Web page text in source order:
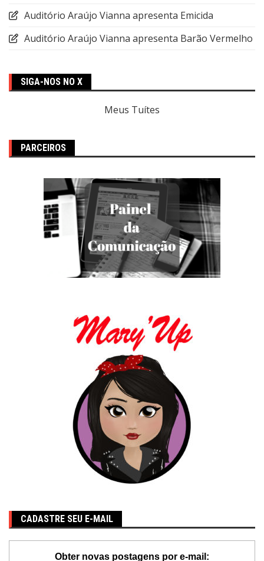
Auditório Araújo Vianna apresenta Emicida
Auditório Araújo Vianna apresenta Barão Vermelho
SIGA-NOS NO X
Meus Tuítes
PARCEIROS
CADASTRE SEU E-MAIL
Obter novas postagens por e-mail: